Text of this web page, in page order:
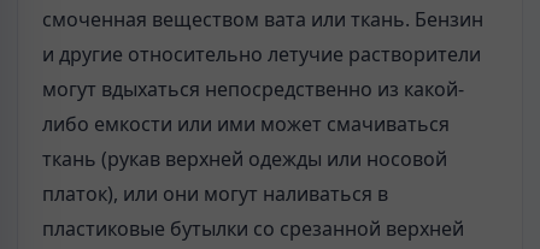
смоченная веществом вата или ткань. Бензин
и другие относительно летучие растворители
могут вдыхаться непос­редственно из какой-
либо емкости или ими может смачиваться
ткань (рукав верхней одежды или носовой
платок), или они могут наливаться в
пластиковые бутылки со срезанной верхней